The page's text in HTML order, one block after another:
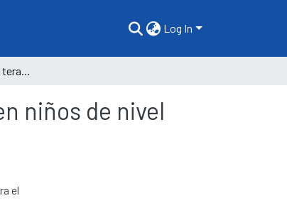
Log In
Educación física como terapia para el desarrollo motriz en niños de nivel inicial
niños de nivel
el